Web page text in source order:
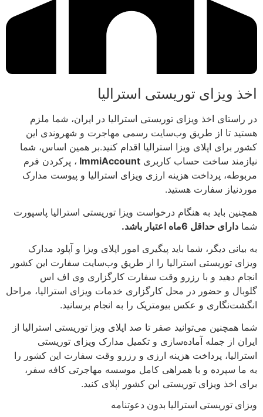
اخذ ویزای توریستی استرالیا
در راستای اخذ ویزای توریستی استرالیا در ایران، شما ملزم
هستید تا از طریق وب‌سایت رسمی مهاجرت و شهروندی این
کشور برای اپلای ویزا استرالیا اقدام کنید.بر همین اساس، شما
نیازمند ساخت حساب کاربری ImmiAccount ، پرکردن فرم
مربوطه، پرداخت هزینه ارزی ویزای استرالیا و پیوست مدارک
موردنیاز سفارت هستید.
همچنین باید به هنگام درخواست ویزا توریستی استرالیا پاسپورت
شما دارای حداقل 6ماه اعتبار باشد.
به بیانی دیگر، شما باید پیگیری امور اپلای ویزا و آپلود مدارک
ویزای توریستی استرالیا را از طریق وب‌سایت سفارت این کشور
انجام دهید و با رزرو وقت سفارت کارگزاری وی اف اس
گلوبال و حضور در محل کارگزاری خدمات ویزای استرالیا، مراحل
انگشت‌نگاری و عکس بیومتریک را به انجام برسانید.
شما همچنین می‌توانید صفر تا صد اپلای ویزا توریستی استرالیا از
ایران از جمله آماده‌سازی و تکمیل مدارک ویزای توریستی
استرالیا، پرداخت هزینه ارزی و رزرو وقت سفارت این کشور را
به ما سپرده و با همراهی کامل موسسه مهاجرتی کافه سفر،
برای اخذ ویزای توریستی این کشور اپلای کنید.
ویزای توریستی استرالیا بدون دعوتنامه